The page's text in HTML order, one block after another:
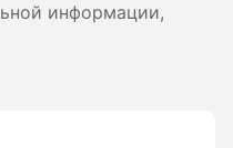
информации,